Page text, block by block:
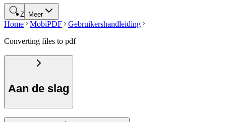
Meer
Zoeken
Home MobiPDF
Gebruikershandleiding
Converting files to pdf
Aan de slag